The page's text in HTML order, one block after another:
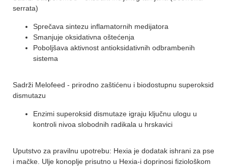
serrata)
Sprečava sintezu inflamatornih medijatora
Smanjuje oksidativna oštećenja
Poboljšava aktivnost antioksidativnih odbrambenih
sistema
Sadrži Melofeed - prirodno zaštićenu i biodostupnu superoksid
dismutazu
Enzimi superoksid dismutaze igraju ključnu ulogu u
kontroli nivoa slobodnih radikala u hrskavici
Uputstvo za pravilnu upotrebu: Hexia je dodatak ishrani za pse
i mačke. Ulje konoplje prisutno u Hexia-i doprinosi fiziološkom